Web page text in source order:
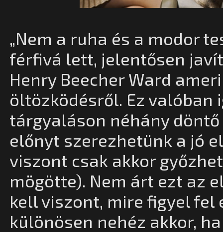
„Nem a ruha és a modor
férfivá lett, jelentősen
Henry Beecher Ward
öltözködésről. Ez valóban
tárgyaláson néhány
előnyt szerezhetünk a jó
viszont csak akkor
mögötte). Nem árt ezt az
kell viszont, mire figyel
különösen nehéz akkor,